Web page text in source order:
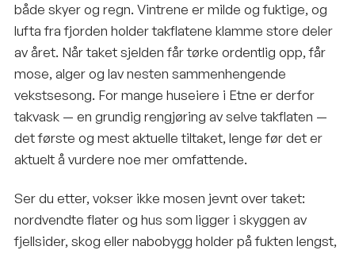
både skyer og regn. Vintrene er milde og fuktige, og
lufta fra fjorden holder takflatene klamme store deler
av året. Når taket sjelden får tørke ordentlig opp, får
mose, alger og lav nesten sammenhengende
vekstsesong. For mange huseiere i Etne er derfor
takvask — en grundig rengjøring av selve takflaten —
det første og mest aktuelle tiltaket, lenge før det er
aktuelt å vurdere noe mer omfattende.
Ser du etter, vokser ikke mosen jevnt over taket:
nordvendte flater og hus som ligger i skyggen av
fjellsider, skog eller nabobygg holder på fukten lengst,